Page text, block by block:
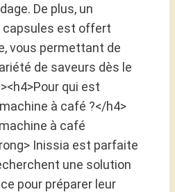
De plus, un
est offert
vous permettant de
de saveurs dès le
qui est
à café ?</h4>
à café
Inissia est parfaite
une solution
pour préparer leur